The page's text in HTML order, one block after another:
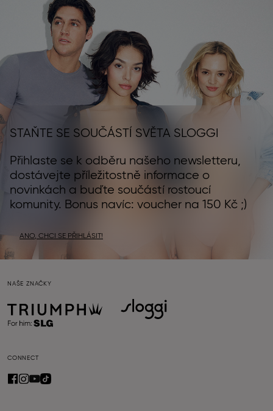
STAŇTE SE SOUČÁSTÍ SVĚTA SLOGGI
Přihlaste se k odběru našeho newsletteru,
dostávejte příležitostně informace o
novinkách a buďte součástí rostoucí
komunity. Bonus navíc: voucher na 150 Kč ;)
ANO, CHCI SE PŘIHLÁSIT!
NAŠE ZNAČKY
CONNECT